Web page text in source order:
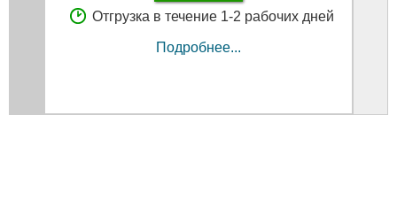
Отгрузка в течение 1-2 рабочих дней
Подробнее...